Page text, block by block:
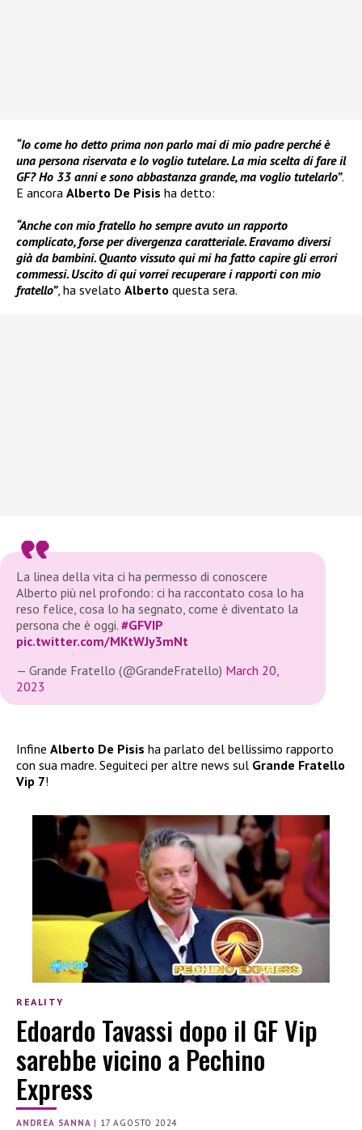
“Io come ho detto prima non parlo mai di mio padre perché è
una persona riservata e lo voglio tutelare. La mia scelta di fare il
GF? Ho 33 anni e sono abbastanza grande, ma voglio tutelarlo”.
E ancora Alberto De Pisis ha detto:
“Anche con mio fratello ho sempre avuto un rapporto
complicato, forse per divergenza caratteriale. Eravamo diversi
già da bambini. Quanto vissuto qui mi ha fatto capire gli errori
commessi. Uscito di qui vorrei recuperare i rapporti con mio
fratello”, ha svelato Alberto questa sera.
La linea della vita ci ha permesso di conoscere
Alberto più nel profondo: ci ha raccontato cosa lo ha
reso felice, cosa lo ha segnato, come è diventato la
persona che è oggi. #GFVIP
pic.twitter.com/MKtWJy3mNt
— Grande Fratello (@GrandeFratello) March 20,
2023
Infine Alberto De Pisis ha parlato del bellissimo rapporto
con sua madre. Seguiteci per altre news sul Grande Fratello
Vip 7!
REALITY
Edoardo Tavassi dopo il GF Vip
sarebbe vicino a Pechino
Express
ANDREA SANNA | 17 AGOSTO 2024